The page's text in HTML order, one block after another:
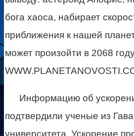
бога хаоса, набирает
приближения к нашей
может произойти в 2068
Информацию об
подтвердили ученые из
университета. Ускорение